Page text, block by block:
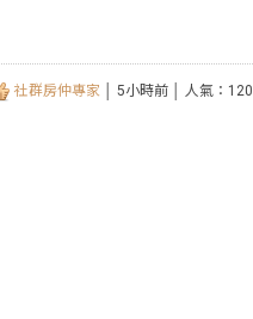
社群房仲專家 │ 5小時前 │ 人氣：120